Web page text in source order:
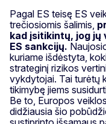
Pagal ES teisę ES
trečiosiomis šalimis,
kad įsitikintų, jog jų
ES sankcijų.
kuriame išdėstyta,
strateginį rizikos
vykdytojai. Tai turėtų
tikimybę jiems
Be to, Europos
didžiausia šio